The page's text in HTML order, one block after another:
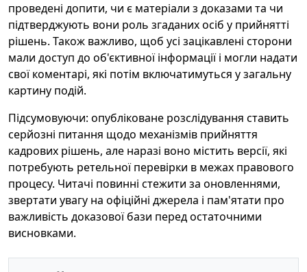
проведені допити, чи є матеріали з доказами та чи
підтверджують вони роль згаданих осіб у прийнятті
рішень. Також важливо, щоб усі зацікавлені сторони
мали доступ до об'єктивної інформації і могли надати
свої коментарі, які потім включатимуться у загальну
картину подій.
Підсумовуючи: опубліковане розслідування ставить
серйозні питання щодо механізмів прийняття
кадрових рішень, але наразі воно містить версії, які
потребують ретельної перевірки в межах правового
процесу. Читачі повинні стежити за оновленнями,
звертати увагу на офіційні джерела і пам'ятати про
важливість доказової бази перед остаточними
висновками.